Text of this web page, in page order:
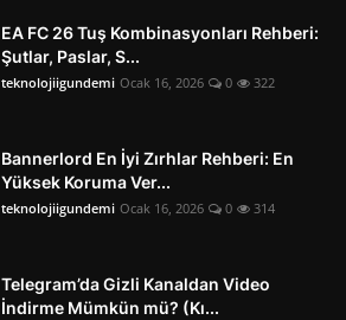
EA FC 26 Tuş Kombinasyonları Rehberi:
Şutlar, Paslar, S...
teknolojiigundemi Ocak 16, 2026 0 322
Bannerlord En İyi Zırhlar Rehberi: En
Yüksek Koruma Ver...
teknolojiigundemi Ocak 16, 2026 0 314
Telegram’da Gizli Kanaldan Video
İndirme Mümkün mü? (Kı...